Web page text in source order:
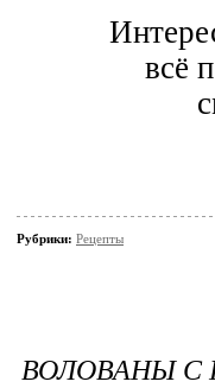
всё
Рубрики: Рецепты
ВОЛОВАНЫ С